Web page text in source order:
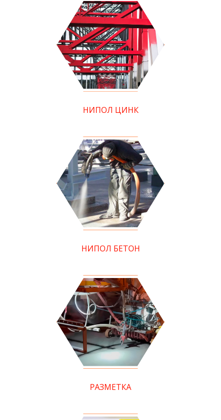
НИПОЛ ЦИНК
НИПОЛ БЕТОН
РАЗМЕТКА